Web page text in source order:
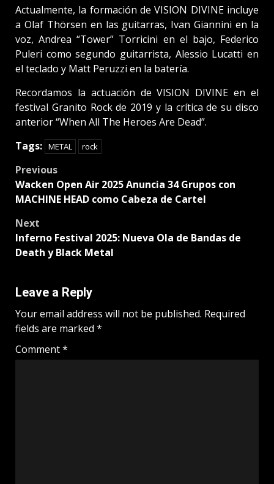
Actualmente, la formación de VISION DIVINE incluye
a Olaf Thörsen en las guitarras, Ivan Giannini en la
voz, Andrea “Tower” Torricini en el bajo, Federico
Puleri como segundo guitarrista, Alessio Lucatti en
el teclado y Matt Peruzzi en la batería.
Recordamos la actuación de VISION DIVINE en el
festival Granito Rock de 2019 y la crítica de su disco
anterior “When All The Heroes Are Dead”.
Tags: METAL rock
Post
navigation
Previous
Wacken Open Air 2025 Anuncia 34 Grupos con
MACHINE HEAD como Cabeza de Cartel
Next
Inferno Festival 2025: Nueva Ola de Bandas de
Death y Black Metal
Leave a Reply
Your email address will not be published. Required
fields are marked *
Comment*